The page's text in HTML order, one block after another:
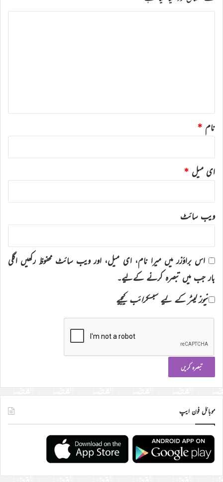
نام *
ای میل *
ویب‌ سائٹ
اس براؤزر میں میرا نام، ای میل، اور ویب سائٹ محفوظ رکھیں اگلی
بار جب میں تبصرہ کرنے کےلیے۔
نیوز لیٹر کے لیے سبسکرائب کیجیے
موبائل فون ایپ